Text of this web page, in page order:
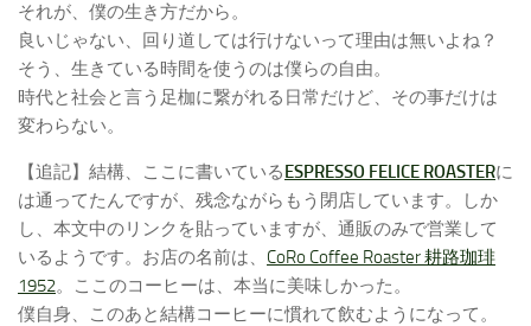
それが、僕の生き方だから。
良いじゃない、回り道しては行けないって理由は無いよね？
そう、生きている時間を使うのは僕らの自由。
時代と社会と言う足枷に繋がれる日常だけど、その事だけは
変わらない。
【追記】結構、ここに書いているESPRESSO FELICE ROASTERに
は通ってたんですが、残念ながらもう閉店しています。しか
し、本文中のリンクを貼っていますが、通販のみで営業して
いるようです。お店の名前は、 CoRo Coffee Roaster 耕路珈琲
1952。ここのコーヒーは、本当に美味しかった。
僕自身、このあと結構コーヒーに慣れて飲むようになって。